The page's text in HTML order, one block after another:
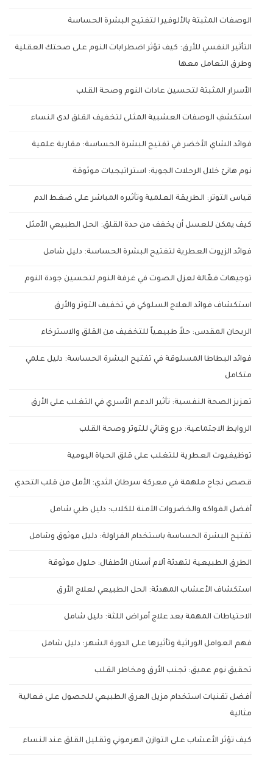
الوصفات المثبتة بالألوفيرا لتفتيح البشرة الحساسة
التأثير النفسي للأرق: كيف تؤثر اضطرابات النوم على صحتك العقلية
وطرق التعامل معها
الأسرار المثبتة لتحسين عادات النوم وصحة القلب
استكشفِ الوصفات العشبية المثلى لتخفيف القلق لدى النساء
فوائد الشاي الأخضر في تفتيح البشرة الحساسة: مقاربة علمية
نوم هانئ خلال الرحلات الجوية: استراتيجيات موثوقة
قياس التوتر: الطريقة العلمية وتأثيره المباشر على ضغط الدم
كيف يمكن للعسل أن يخفف من حدة القلق: الحل الطبيعي الأمثل
فوائد الزيوت العطرية لتفتيح البشرة الحساسة: دليل شامل
توجيهات فعّالة لعزل الصوت في غرفة النوم لتحسين جودة النوم
استكشاف فوائد العلاج السلوكي في تخفيف التوتر والأرق
الريحان المقدس: حلاً طبيعياً للتخفيف من القلق والاسترخاء
فوائد البطاطا المسلوقة في تفتيح البشرة الحساسة: دليل علمي
متكامل
تعزيز الصحة النفسية: تأثير الدعم الأسري في التغلب على الأرق
الروابط الاجتماعية: درع وقائي للتوتر وصحة القلب
توظيفيوت العطرية للتغلب على قلق الحياة اليومية
قصص نجاح ملهمة في معركة سرطان الثدي: الأمل من قلب التحدي
أفضل الفواكه والخضروات الآمنة للكلاب: دليل طبي شامل
تفتيح البشرة الحساسة باستخدام الفراولة: دليل موثوق وشامل
الطرق الطبيعية لتهدئة آلام أسنان الأطفال: حلول موثوقة
استكشاف الأعشاب المهدئة: الحل الطبيعي لعلاج الأرق
الاحتياطات المهمة بعد علاج أمراض اللثة: دليل شامل
فهم العوامل الوراثية وتأثيرها على الدورة الشهر: دليل شامل
تحقيق نوم عميق: تجنب الأرق ومخاطر القلب
أفضل تقنيات استخدام مزيل العرق الطبيعي للحصول على فعالية
مثالية
كيف تؤثر الأعشاب على التوازن الهرموني وتقليل القلق عند النساء